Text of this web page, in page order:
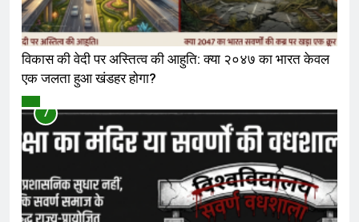
विकास की वेदी पर अस्तित्व की आहुति: क्या २०४७ का भारत केवल
एक जलता हुआ खंडहर होगा?
7